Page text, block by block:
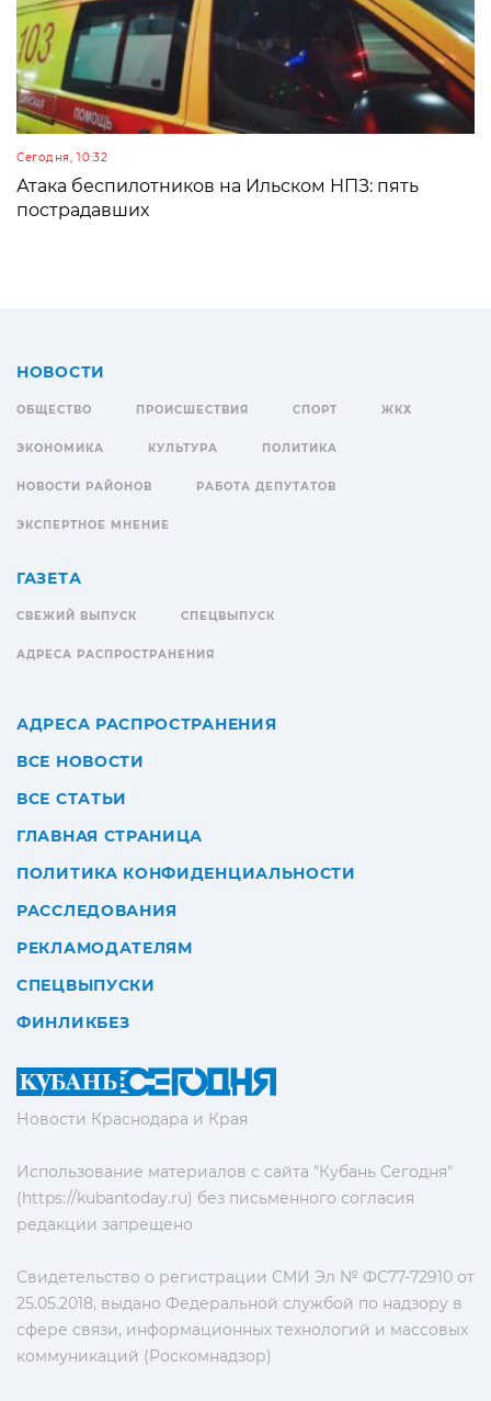
Сегодня, 10:32
Атака беспилотников на Ильском НПЗ: пять
пострадавших
Новости Краснодара и Края
Использование материалов с сайта "Кубань Сегодня"
(https://kubantoday.ru) без письменного согласия
редакции запрещено
Свидетельство о регистрации СМИ Эл № ФС77-72910 от
25.05.2018, выдано Федеральной службой по надзору в
сфере связи, информационных технологий и массовых
коммуникаций (Роскомнадзор)
НОВОСТИ
ОБЩЕСТВО ПРОИСШЕСТВИЯ СПОРТ ЖКХ
ЭКОНОМИКА КУЛЬТУРА ПОЛИТИКА
НОВОСТИ РАЙОНОВ РАБОТА ДЕПУТАТОВ
ЭКСПЕРТНОЕ МНЕНИЕ
ГАЗЕТА
СВЕЖИЙ ВЫПУСК СПЕЦВЫПУСК
АДРЕСА РАСПРОСТРАНЕНИЯ
АДРЕСА РАСПРОСТРАНЕНИЯ
ВСЕ НОВОСТИ
ВСЕ СТАТЬИ
ГЛАВНАЯ СТРАНИЦА
ПОЛИТИКА КОНФИДЕНЦИАЛЬНОСТИ
РАССЛЕДОВАНИЯ
РЕКЛАМОДАТЕЛЯМ
СПЕЦВЫПУСКИ
ФИНЛИКБЕЗ